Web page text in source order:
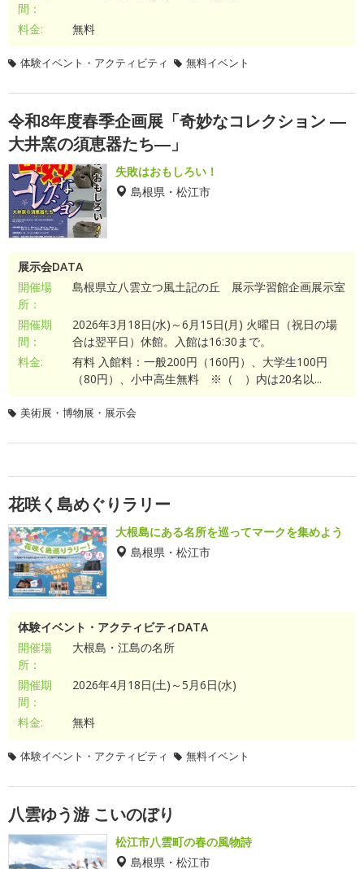
間：
料金: 無料
体験イベント・アクティビティ 無料イベント
令和8年度春季企画展「奇妙なコレクション ―
大井窯の須恵器たち―」
失敗はおもしろい！
島根県・松江市
展示会DATA
開催場
所：
島根県立八雲立つ風土記の丘 展示学習館企画展示室
開催期
間：
2026年3月18日(水)～6月15日(月) 火曜日（祝日の場
合は翌平日）休館。入館は16:30まで。
料金:
有料 入館料：一般200円（160円）、大学生100円
（80円）、小中高生無料 ※（ ）内は20名以...
美術展・博物展・展示会
花咲く島めぐりラリー
大根島にある名所を巡ってマークを集めよう
島根県・松江市
体験イベント・アクティビティDATA
開催場
所：
大根島・江島の名所
開催期
間：
2026年4月18日(土)～5月6日(水)
料金: 無料
体験イベント・アクティビティ 無料イベント
八雲ゆう游 こいのぼり
松江市八雲町の春の風物詩
島根県・松江市